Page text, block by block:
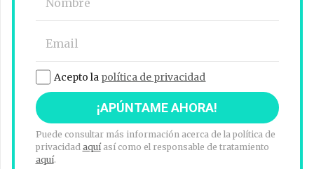
Acepto la política de privacidad
Puede consultar más información acerca de la política de
privacidad aquíasí como el responsable de tratamiento
aquí.